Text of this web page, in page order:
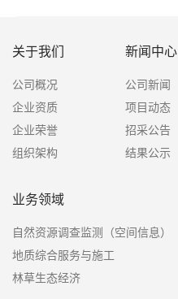
关于我们
公司概况
企业资质
企业荣誉
组织架构
新闻中心
公司新闻
项目动态
招采公告
结果公示
业务领域
自然资源调查监测（空间信息）
地质综合服务与施工
林草生态经济